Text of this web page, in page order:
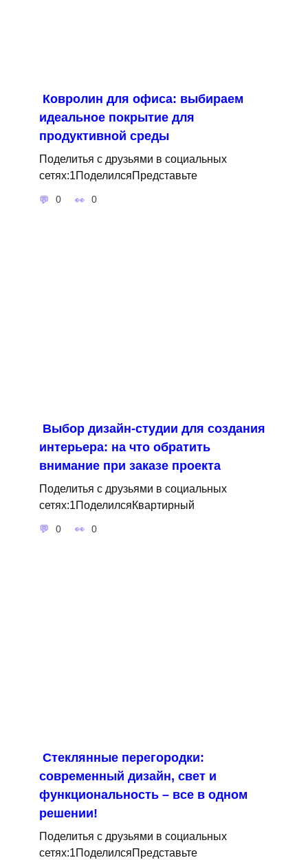
Ковролин для офиса: выбираем
идеальное покрытие для
продуктивной среды
Поделитья с друзьями в социальных
сетях:1ПоделилсяПредставьте
0 0
Выбор дизайн-студии для создания
интерьера: на что обратить
внимание при заказе проекта
Поделитья с друзьями в социальных
сетях:1ПоделилсяКвартирный
0 0
Стеклянные перегородки:
современный дизайн, свет и
функциональность – все в одном
решении!
Поделитья с друзьями в социальных
сетях:1ПоделилсяПредставьте